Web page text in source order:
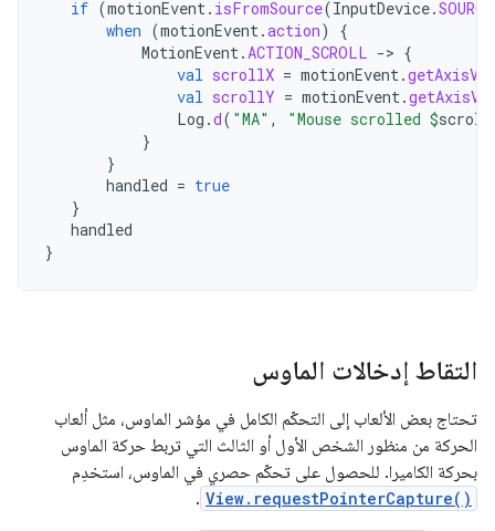
if (motionEvent. isFromSource(InputDevice.
when (motionEvent.action)
{
MotionEvent.ACTION_SCROLL -> {
val scrollX = motionEvent.
val scrollY = motionEvent.
Log .d( "MA" , "Mouse scrolled $
}
}
handled = true
}
handled
}
التقاط إدخالات الماوس
تحتاج بعض الألعاب إلى التحكّم الكامل في مؤشر الماوس، مثل ألعاب
الحركة من منظور الشخص الأول أو الثالث التي تربط حركة الماوس
بحركة الكاميرا. للحصول على تحكّم حصري في الماوس، استخدِم
View.requestPointerCapture()
.